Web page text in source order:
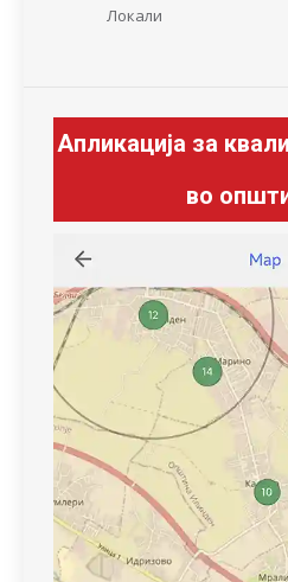
Локали
Апликација за
во